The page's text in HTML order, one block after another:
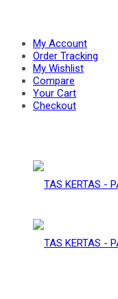
BAG
PAPER
BAG
My Account
Order Tracking
My Wishlist
Compare
Your Cart
Checkout